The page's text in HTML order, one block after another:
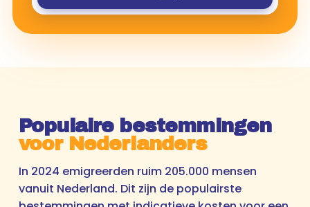
Populaire bestemmingen
voor Nederlanders
In 2024 emigreerden ruim 205.000 mensen
vanuit Nederland. Dit zijn de populairste